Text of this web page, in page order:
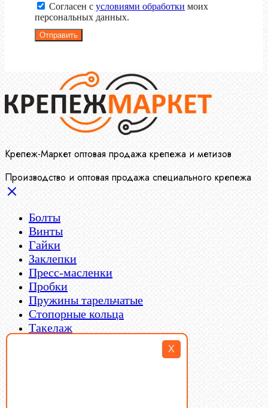
X
Согласен с условиями обработки моих
персональных данных.
Отправить
Крепеж-Маркет оптовая продажа крепежа и метизов
Производство и оптовая продажа специального крепежа
Болты
Винты
Гайки
Заклепки
Пресс-масленки
Пробки
Пружины тарельчатые
Стопорные кольца
Такелаж